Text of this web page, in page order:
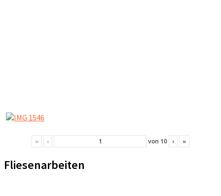
« ‹ von 10 › »
Fliesenarbeiten